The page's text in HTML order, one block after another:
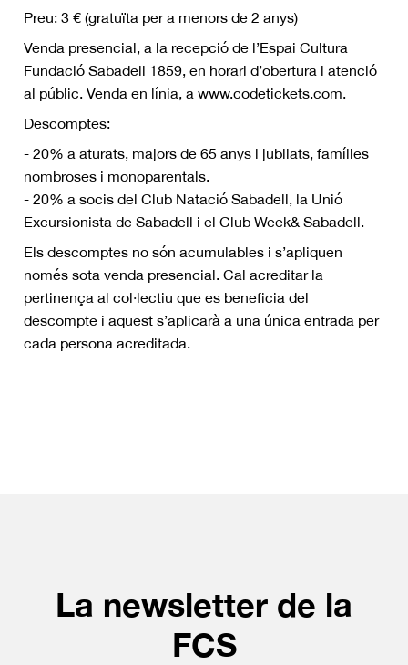
Preu: 3 € (gratuïta per a menors de 2 anys)
Venda presencial, a la recepció de l’Espai Cultura
Fundació Sabadell 1859, en horari d’obertura i atenció
al públic. Venda en línia, a www.codetickets.com.
Descomptes:
- 20% a aturats, majors de 65 anys i jubilats, famílies
nombroses i monoparentals.
- 20% a socis del Club Natació Sabadell, la Unió
Excursionista de Sabadell i el Club Week& Sabadell.
Els descomptes no són acumulables i s’apliquen
només sota venda presencial. Cal acreditar la
pertinença al col·lectiu que es beneficia del
descompte i aquest s’aplicarà a una única entrada per
cada persona acreditada.
La newsletter de la
FCS